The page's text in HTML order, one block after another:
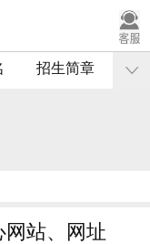
招生简章
站、网址